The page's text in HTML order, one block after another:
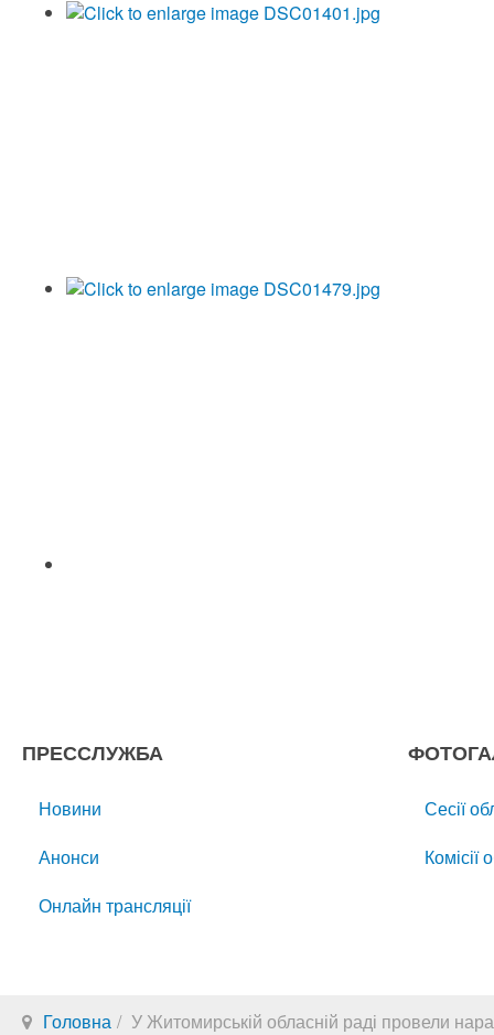
ПРЕССЛУЖБА
Новини
Анонси
Онлайн трансляції
Сесії
Комісії
Головна У Житомирській обласній раді провели